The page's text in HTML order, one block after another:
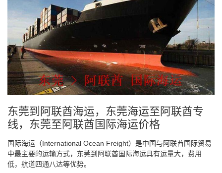
东莞到阿联酋海运，东莞海运至阿联酋专
线，东莞至阿联酋国际海运价格
国际海运（International Ocean Freight）是中国与阿联酋国际贸易
中最主要的运输方式，东莞到阿联酋国际海运具有运量大，费用
低，航道四通八达等优势。